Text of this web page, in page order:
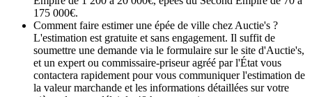
175 000€.
Comment faire estimer une épée de ville chez Auctie's ?
L'estimation est gratuite et sans engagement. Il suffit de
soumettre une demande via le formulaire sur le site d'Auctie's,
et un expert ou commissaire-priseur agréé par l'État vous
contactera rapidement pour vous communiquer l'estimation de
la valeur marchande et les informations détaillées sur votre